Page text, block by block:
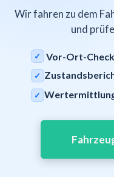
Wir fahren zu dem
und
✓ Vor-Ort-Check
✓
✓